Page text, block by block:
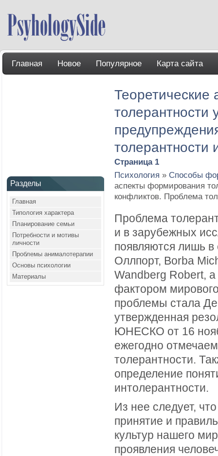
Главная Новое Популярное Карта сайта
Разделы
Главная
Типология характера
Планирование семьи
Потребности и мотивы
личности
Проблемы анималотерапии
Основы психологии
Материалы
толерантности
Страница 1
Психология » Способы
аспекты формирования
конфликтов. Проблема
Проблема
и в зарубежных
появляются лишь
Оллпорт, Borba
Wandberg Robert,
фактором
проблемы стала
утвержденная
ЮНЕСКО от 16
ежегодно
толерантности.
определение
интолерантности.
Из нее следует,
принятие и
культур нашего
проявления